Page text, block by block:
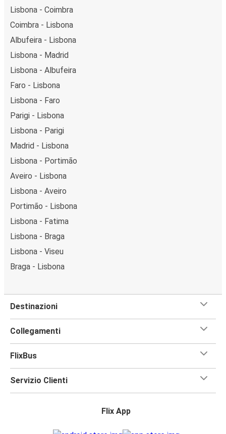
Lisbona - Coimbra
Coimbra - Lisbona
Albufeira - Lisbona
Lisbona - Madrid
Lisbona - Albufeira
Faro - Lisbona
Lisbona - Faro
Parigi - Lisbona
Lisbona - Parigi
Madrid - Lisbona
Lisbona - Portimão
Aveiro - Lisbona
Lisbona - Aveiro
Portimão - Lisbona
Lisbona - Fatima
Lisbona - Braga
Lisbona - Viseu
Braga - Lisbona
Destinazioni
Collegamenti
FlixBus
Servizio Clienti
Flix App